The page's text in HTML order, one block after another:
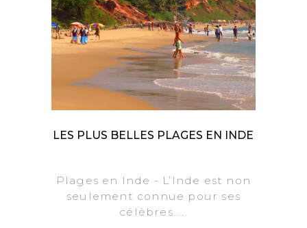
LES PLUS BELLES PLAGES EN INDE
Plages en Inde - L’Inde est non
seulement connue pour ses
célèbres.....